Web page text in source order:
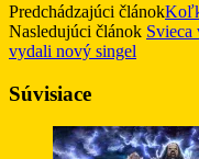
Predchádzajúci článok
Nasledujúci článok Svieca
vydali nový singel
Súvisiace